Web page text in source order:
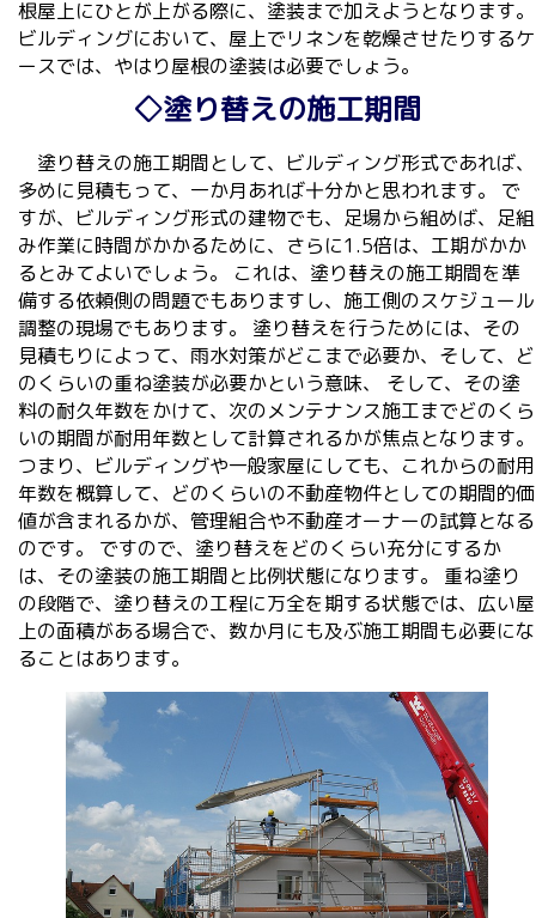
根屋上にひとが上がる際に、塗装まで加えようとなります。
ビルディングにおいて、屋上でリネンを乾燥させたりするケ
ースでは、やはり屋根の塗装は必要でしょう。
◇塗り替えの施工期間
塗り替えの施工期間として、ビルディング形式であれば、
多めに見積もって、一か月あれば十分かと思われます。 で
すが、ビルディング形式の建物でも、足場から組めば、足組
み作業に時間がかかるために、さらに1.5倍は、工期がかか
るとみてよいでしょう。 これは、塗り替えの施工期間を準
備する依頼側の問題でもありますし、施工側のスケジュール
調整の現場でもあります。 塗り替えを行うためには、その
見積もりによって、雨水対策がどこまで必要か、そして、ど
のくらいの重ね塗装が必要かという意味、 そして、その塗
料の耐久年数をかけて、次のメンテナンス施工までどのくら
いの期間が耐用年数として計算されるかが焦点となります。
つまり、ビルディングや一般家屋にしても、これからの耐用
年数を概算して、どのくらいの不動産物件としての期間的価
値が含まれるかが、管理組合や不動産オーナーの試算となる
のです。 ですので、塗り替えをどのくらい充分にするか
は、その塗装の施工期間と比例状態になります。 重ね塗り
の段階で、塗り替えの工程に万全を期する状態では、広い屋
上の面積がある場合で、数か月にも及ぶ施工期間も必要にな
ることはあります。